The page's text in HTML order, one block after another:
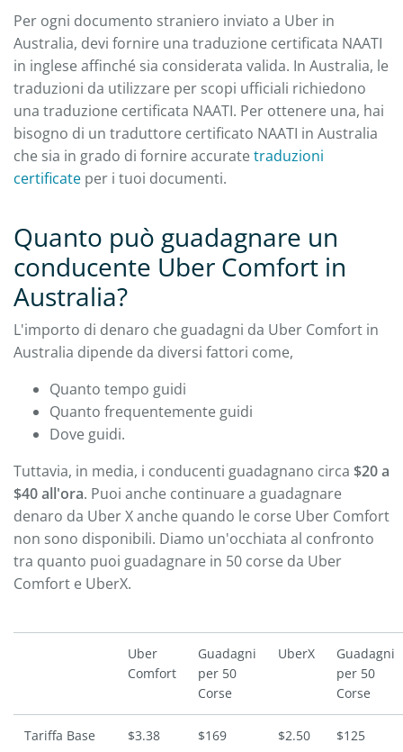
Per ogni documento straniero inviato a Uber in
Australia, devi fornire una traduzione certificata NAATI
in inglese affinché sia considerata valida. In Australia, le
traduzioni da utilizzare per scopi ufficiali richiedono
una traduzione certificata NAATI. Per ottenere una, hai
bisogno di un traduttore certificato NAATI in Australia
che sia in grado di fornire accuratetraduzioni
certificate per i tuoi documenti.
Quanto può guadagnare un
conducente Uber Comfort in
Australia?
L'importo di denaro che guadagni da Uber Comfort in
Australia dipende da diversi fattori come,
Quanto tempo guidi
Quanto frequentemente guidi
Dove guidi.
Tuttavia, in media, i conducenti guadagnano circa $20 a
$40 all'ora. Puoi anche continuare a guadagnare
denaro da Uber X anche quando le corse Uber Comfort
non sono disponibili. Diamo un'occhiata al confronto
tra quanto puoi guadagnare in 50 corse da Uber
Comfort e UberX.
Uber
Comfort
Guadagni
per 50
Corse
UberX
Guadagni
per 50
Corse
Tariffa Base $3.38 $169 $2.50 $125